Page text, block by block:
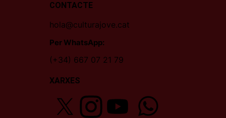
CONTACTE
hola@culturajove.cat
Per WhatsApp:
(+34) 667 07 21 79
XARXES